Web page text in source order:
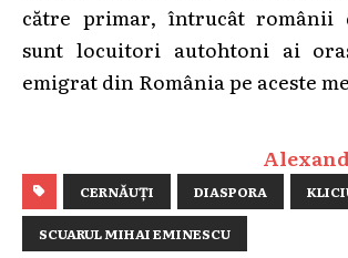
către primar, întrucât românii
sunt locuitori autohtoni ai
emigrat din România pe aceste
CERNĂUȚI DIASPORA
SCUARUL MIHAI EMINESCU